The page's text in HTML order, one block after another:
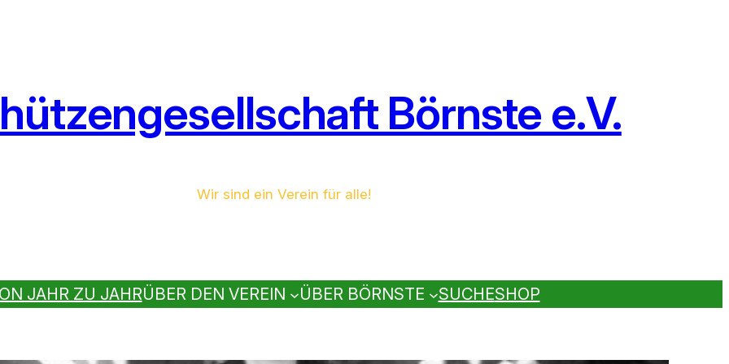
Börnste e.V.
Wir sind ein Verein für alle!
JAHR ZU JAHRÜBER DEN VEREIN ÜBER BÖRNSTE SUCHESHOP